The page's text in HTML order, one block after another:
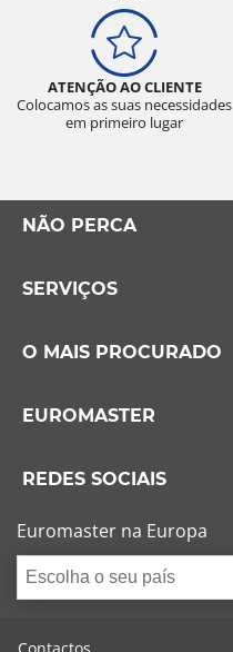
ATENÇÃO AO CLIENTE
Colocamos as suas necessidades
em primeiro lugar
NÃO PERCA
SERVIÇOS
O MAIS PROCURADO
EUROMASTER
REDES SOCIAIS
Euromaster na Europa
Escolha o seu país